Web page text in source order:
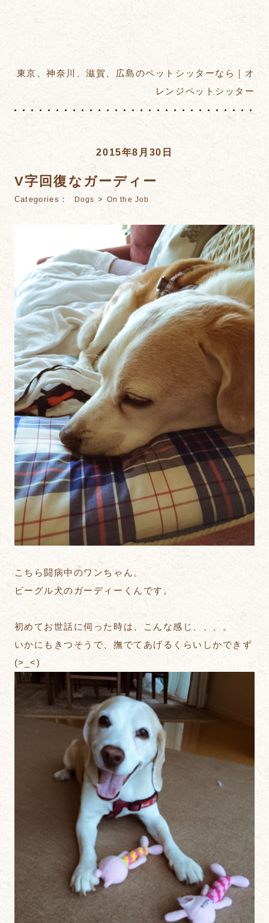
東京、神奈川、滋賀、広島のペットシッターなら｜オ
レンジペットシッター
2015年8月30日
V字回復なガーディー
Categories： Dogs > On the Job
こちら闘病中のワンちゃん。
ビーグル犬のガーディーくんです。
初めてお世話に伺った時は、こんな感じ、、、。
いかにもきつそうで、撫でてあげるくらいしかできず
(>_<)